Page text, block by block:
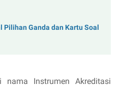
Pilihan Ganda dan Kartu Soal
nama Instrumen Akreditasi